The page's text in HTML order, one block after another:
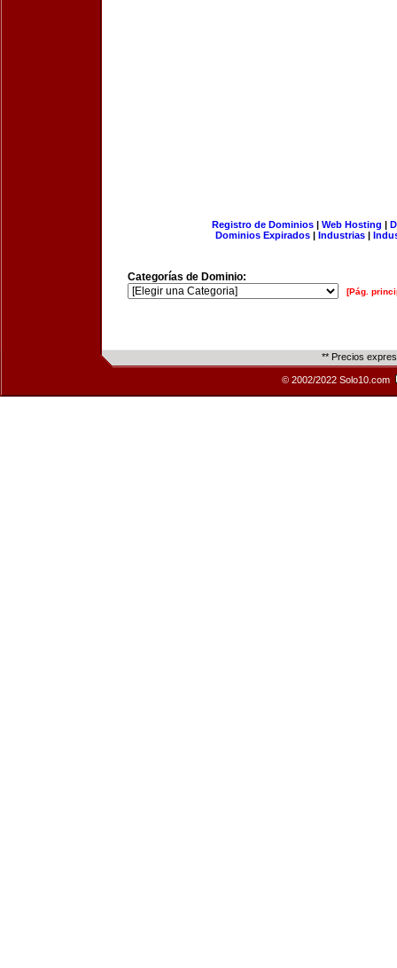
Registro de Dominios| Web Hosting |
Dominios Expirados | Industrias |
Categorías de Dominio:
[Pág.
** Precios
© 2002/2022 Solo10.com